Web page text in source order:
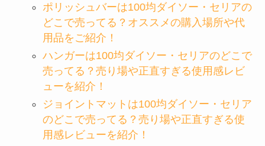
ポリッシュバーは100均ダイソー・セリアの
どこで売ってる？オススメの購入場所や代
用品をご紹介！
ハンガーは100均ダイソー・セリアのどこで
売ってる？売り場や正直すぎる使用感レビ
ューを紹介！
ジョイントマットは100均ダイソー・セリア
のどこで売ってる？売り場や正直すぎる使
用感レビューを紹介！